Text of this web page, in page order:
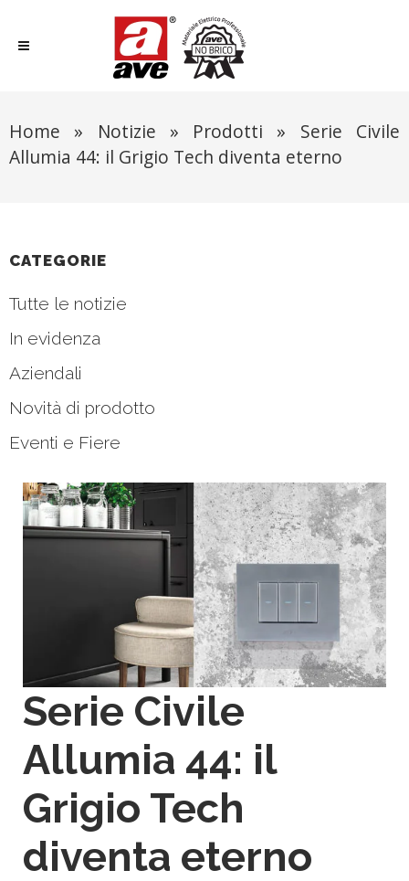
Home » Notizie » Prodotti » Serie Civile
Allumia 44: il Grigio Tech diventa eterno
CATEGORIE
Tutte le notizie
In evidenza
Aziendali
Novità di prodotto
Eventi e Fiere
Serie Civile
Allumia 44: il
Grigio Tech
diventa eterno